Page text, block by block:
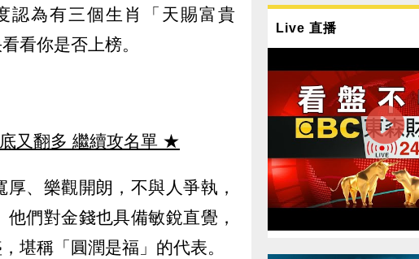
認為有三個生肖「天賜富貴
看你是否上榜。
又翻多 繼續攻名單 ★
、樂觀開朗，不與人爭執，
們對金錢也具備敏銳直覺，
堪稱「圓潤是福」的代表。
Live 直播